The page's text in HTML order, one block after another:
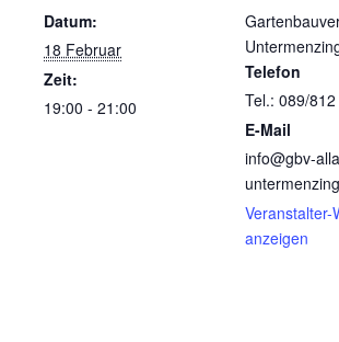
Datum:
18 Februar
Zeit:
19:00 - 21:00
Telefon
Tel.: 089/
E-Mail
info@gbv-
Veranstalter-
anzeigen